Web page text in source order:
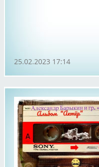
25.02.2023 17:14